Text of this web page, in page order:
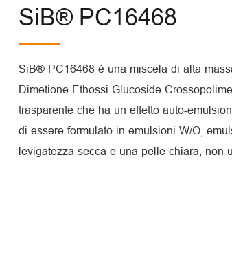
SiB® PC16468
SiB® PC16468 è una miscela di alta
Dimetione Ethossi Glucoside
trasparente che ha un effetto auto-
di essere formulato in emulsioni W/O,
levigatezza secca e una pelle chiara, non